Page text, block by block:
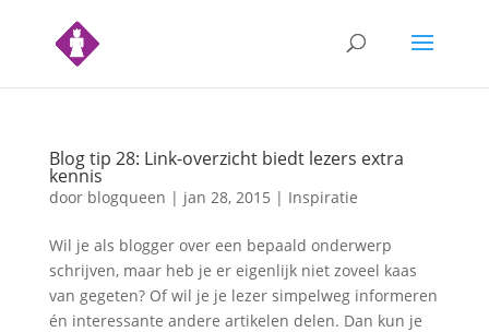
Blog tip 28: Link-overzicht biedt lezers extra
kennis
door blogqueen | jan 28, 2015 | Inspiratie
Wil je als blogger over een bepaald onderwerp
schrijven, maar heb je er eigenlijk niet zoveel kaas
van gegeten? Of wil je je lezer simpelweg informeren
én interessante andere artikelen delen. Dan kun je